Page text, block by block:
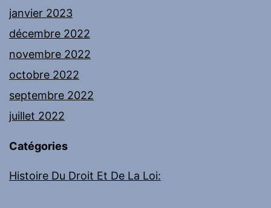
janvier 2023
décembre 2022
novembre 2022
octobre 2022
septembre 2022
juillet 2022
Catégories
Histoire Du Droit Et De La Loi: